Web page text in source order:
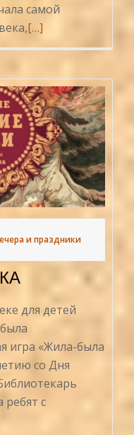
самой
Читать
больше
реквием
«Этот
первый
день
войны»
[…]
и праздники
для детей
игра «Жила-была
со Дня
с